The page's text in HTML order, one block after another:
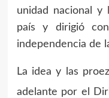
unidad nacional y
país y dirigió
independencia de
La idea y las
adelante por el